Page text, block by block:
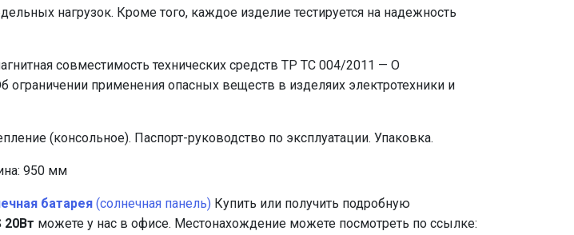
нагрузок. Кроме того, каждое изделие тестируется на надежность
совместимость технических средств ТР ТС 004/2011 — О
применения опасных веществ в изделяих электротехники и
(консольное). Паспорт-руководство по эксплуатации. Упаковка.
950 мм
батарея (солнечная панель) Купить или получить подробную
20Вт можете у нас в офисе. Местонахождение можете посмотреть по ссылке: